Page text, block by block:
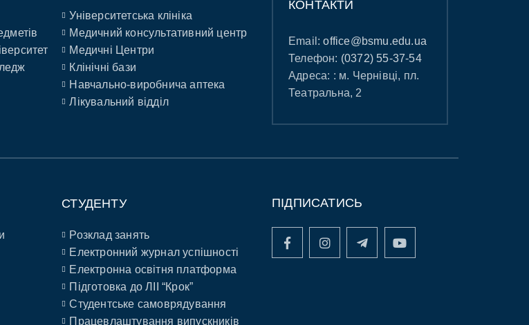
Університетська клініка
Медичний консультативний центр
Медичні Центри
Клінічні бази
Навчально-виробнича аптека
Лікувальний відділ
КОНТАКТИ
Email:office@bsmu.edu.ua
Телефон: (0372) 55-37-54
Адреса: : м. Чернівці, пл.
Театральна, 2
СТУДЕНТУ
Розклад занять
Електронний журнал успішності
Електронна освітня платформа
Підготовка до ЛІІ “Крок”
Студентське самоврядування
Працевлаштування випускників
ПІДПИСАТИСЬ